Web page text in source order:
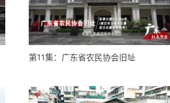
第11集：广东省农民协会旧址